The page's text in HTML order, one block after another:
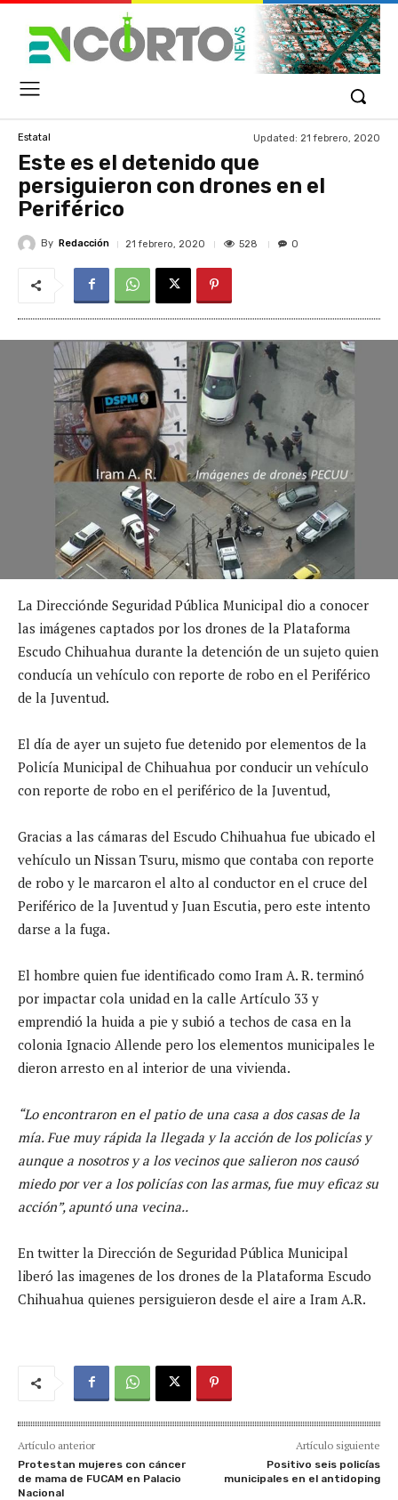
Estatal Updated: 21 febrero, 2020
Este es el detenido que
persiguieron con drones en el
Periférico
By Redacción 21 febrero, 2020 528 0
La Direcciónde Seguridad Pública Municipal dio a conocer
las imágenes captados por los drones de la Plataforma
Escudo Chihuahua durante la detención de un sujeto quien
conducía un vehículo con reporte de robo en el Periférico
de la Juventud.
El día de ayer un sujeto fue detenido por elementos de la
Policía Municipal de Chihuahua por conducir un vehículo
con reporte de robo en el periférico de la Juventud,
Gracias a las cámaras del Escudo Chihuahua fue ubicado el
vehículo un Nissan Tsuru, mismo que contaba con reporte
de robo y le marcaron el alto al conductor en el cruce del
Periférico de la Juventud y Juan Escutia, pero este intento
darse a la fuga.
El hombre quien fue identificado como Iram A. R. terminó
por impactar cola unidad en la calle Artículo 33 y
emprendió la huida a pie y subió a techos de casa en la
colonia Ignacio Allende pero los elementos municipales le
dieron arresto en al interior de una vivienda.
“Lo encontraron en el patio de una casa a dos casas de la
mía. Fue muy rápida la llegada y la acción de los policías y
aunque a nosotros y a los vecinos que salieron nos causó
miedo por ver a los policías con las armas, fue muy eficaz su
acción”, apuntó una vecina..
En twitter la Dirección de Seguridad Pública Municipal
liberó las imagenes de los drones de la Plataforma Escudo
Chihuahua quienes persiguieron desde el aire a Iram A.R.
Artículo anterior
Protestan mujeres con cáncer
de mama de FUCAM en Palacio
Nacional
Artículo siguiente
Positivo seis policías
municipales en el antidoping